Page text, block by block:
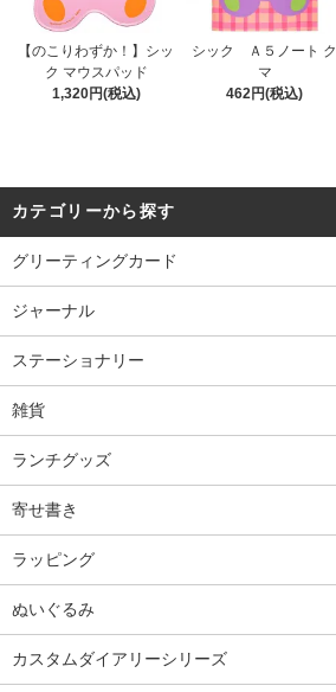
【のこりわずか！】シッ
ク マウスパッド
1,320円(税込)
シック Ａ５ノート ク
マ
462円(税込)
カテゴリーから探す
グリーティングカード
ジャーナル
ステーショナリー
雑貨
ランチグッズ
寄せ書き
ラッピング
ぬいぐるみ
カスタムダイアリーシリーズ